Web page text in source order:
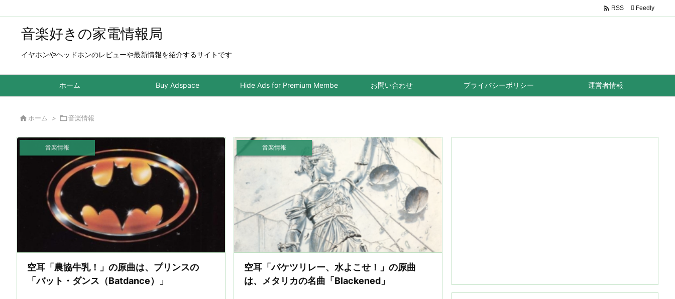
音楽好きの家電情報局
イヤホンやヘッドホンのレビューや最新情報を紹介するサイトです
ホーム Buy Adspace Hide Ads for Premium Members お問い合わせ プライバシーポリシー 運営者情報
 RSS Feedly
 ホーム > 音楽情報
空耳「農協牛乳！」の原曲は、プリンスの
「バット・ダンス（Batdance）」
音楽情報
空耳「バケツリレー、水よこせ！」の原曲
は、メタリカの名曲「Blackened」
音楽情報